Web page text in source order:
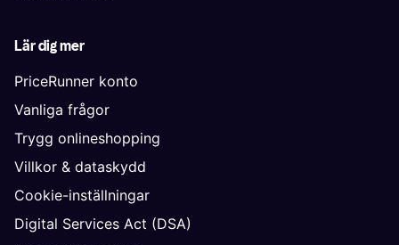
Lär dig mer
PriceRunner konto
Vanliga frågor
Trygg onlineshopping
Villkor & dataskydd
Cookie-inställningar
Digital Services Act (DSA)